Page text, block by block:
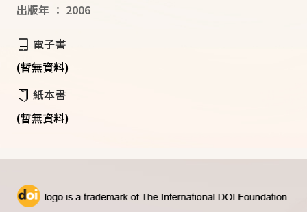
出版年 ： 2006
電子書
(暫無資料)
紙本書
(暫無資料)